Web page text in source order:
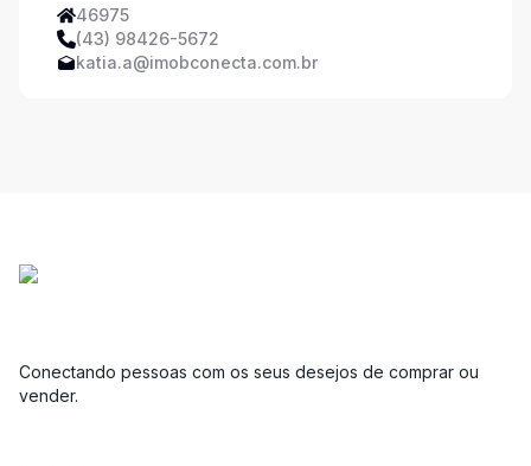
46975
(43) 98426-5672
katia.a@imobconecta.com.br
Conectando pessoas com os seus desejos de comprar ou
vender.